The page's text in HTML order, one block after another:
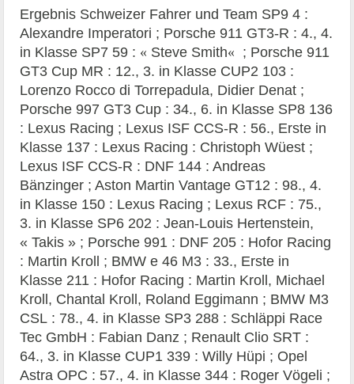
Ergebnis Schweizer Fahrer und Team SP9 4 :
Alexandre Imperatori ; Porsche 911 GT3-R : 4., 4.
in Klasse SP7 59 : « Steve Smith« ; Porsche 911
GT3 Cup MR : 12., 3. in Klasse CUP2 103 :
Lorenzo Rocco di Torrepadula, Didier Denat ;
Porsche 997 GT3 Cup : 34., 6. in Klasse SP8 136
: Lexus Racing ; Lexus ISF CCS-R : 56., Erste in
Klasse 137 : Lexus Racing : Christoph Wüest ;
Lexus ISF CCS-R : DNF 144 : Andreas
Bänzinger ; Aston Martin Vantage GT12 : 98., 4.
in Klasse 150 : Lexus Racing ; Lexus RCF : 75.,
3. in Klasse SP6 202 : Jean-Louis Hertenstein,
« Takis » ; Porsche 991 : DNF 205 : Hofor Racing
: Martin Kroll ; BMW e 46 M3 : 33., Erste in
Klasse 211 : Hofor Racing : Martin Kroll, Michael
Kroll, Chantal Kroll, Roland Eggimann ; BMW M3
CSL : 78., 4. in Klasse SP3 288 : Schläppi Race
Tec GmbH : Fabian Danz ; Renault Clio SRT :
64., 3. in Klasse CUP1 339 : Willy Hüpi ; Opel
Astra OPC : 57., 4. in Klasse 344 : Roger Vögeli ;